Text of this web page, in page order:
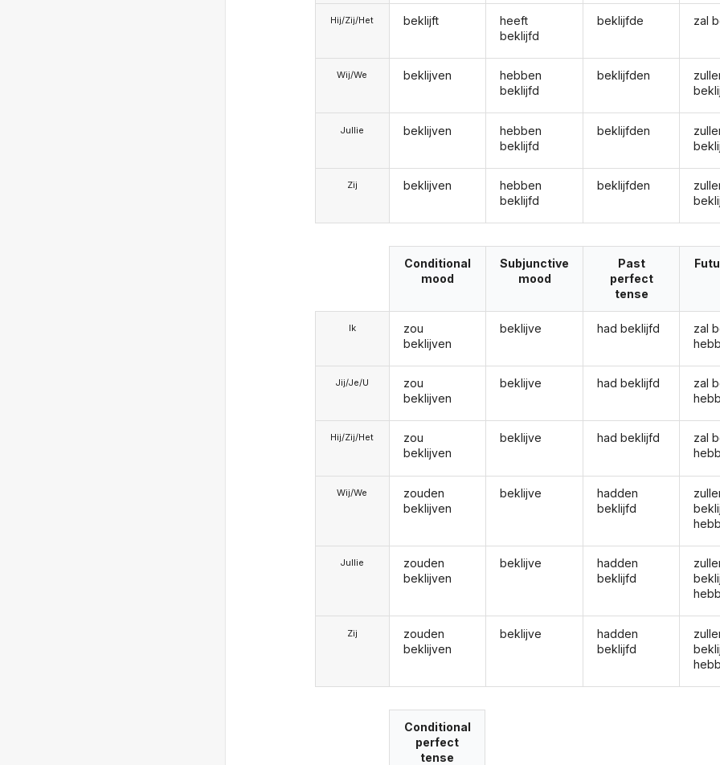
Hij/Zij/Het
Wij/We
Jullie
Zij
beklijft
beklijven
beklijven
beklijven
heeft
beklijfd
hebben
beklijfd
hebben
beklijfd
hebben
beklijfd
beklijfde
beklijfden
beklijfden
beklijfden
zal
Ik
Jij/Je/U
Hij/Zij/Het
Wij/We
Jullie
Zij
Conditional
mood
zou
beklijven
zou
beklijven
zou
beklijven
zouden
beklijven
zouden
beklijven
zouden
beklijven
Subjunctive
mood
beklijve
beklijve
beklijve
beklijve
beklijve
beklijve
Past
perfect
tense
had beklijfd
had beklijfd
had beklijfd
hadden
beklijfd
hadden
beklijfd
hadden
beklijfd
zal
zal
zal
Conditional
perfect
tense